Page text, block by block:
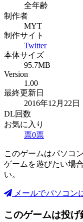
全年齢
制作者
MYT
制作サイト
Twitter
本体サイズ
95.7MB
Version
1.00
最終更新日
2016年12月22日
DL回数
お気に入り
票0票
このゲームはパソコ
ゲームを遊びたい場
い。
メールでパソコン
このゲームは投